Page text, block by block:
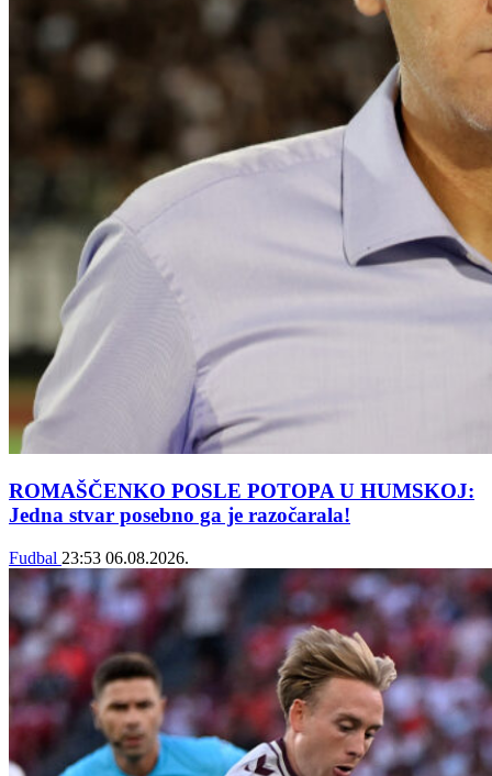
ROMAŠČENKO POSLE POTOPA U HUMSKOJ:
Jedna stvar posebno ga je razočarala!
Fudbal 23:53 06.08.2026.